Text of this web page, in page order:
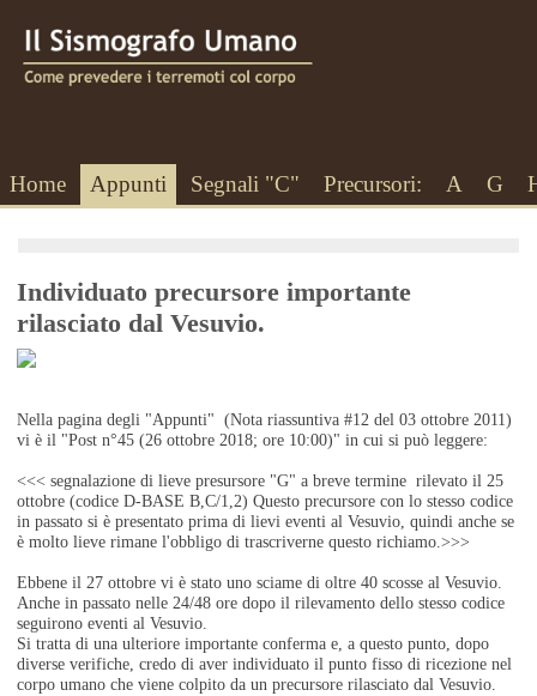
Home Appunti Segnali "C" Precursori: A G
Individuato precursore importante
rilasciato dal Vesuvio.
Nella pagina degli "Appunti" (Nota riassuntiva #12 del 03 ottobre 2011)
vi è il "Post n°45 (26 ottobre 2018; ore 10:00)" in cui si può leggere:
<<< segnalazione di lieve presursore "G" a breve termine rilevato il 25
ottobre (codice D-BASE B,C/1,2) Questo precursore con lo stesso codice
in passato si è presentato prima di lievi eventi al Vesuvio, quindi anche se
è molto lieve rimane l'obbligo di trascriverne questo richiamo.>>>
Ebbene il 27 ottobre vi è stato uno sciame di oltre 40 scosse al Vesuvio.
Anche in passato nelle 24/48 ore dopo il rilevamento dello stesso codice
seguirono eventi al Vesuvio.
Si tratta di una ulteriore importante conferma e, a questo punto, dopo
diverse verifiche, credo di aver individuato il punto fisso di ricezione nel
corpo umano che viene colpito da un precursore rilasciato dal Vesuvio.